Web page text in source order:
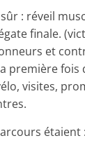
: réveil
finale.
et
première fois
visites,
étaient :